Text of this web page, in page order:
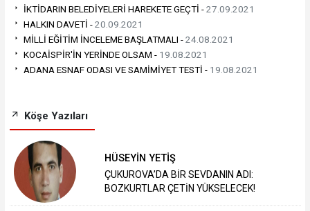
İKTİDARIN BELEDİYELERİ HAREKETE GEÇTİ -27.09.2021
HALKIN DAVETİ -20.09.2021
MİLLİ EĞİTİM İNCELEME BAŞLATMALI -24.08.2021
KOCAİSPİR'İN YERİNDE OLSAM - 19.08.2021
ADANA ESNAF ODASI VE SAMİMİYET TESTİ - 19.08.2021
Köşe Yazıları
HÜSEYİN YETİŞ
ÇUKUROVA’DA BİR SEVDANIN ADI:
BOZKURTLAR ÇETİN YÜKSELECEK!